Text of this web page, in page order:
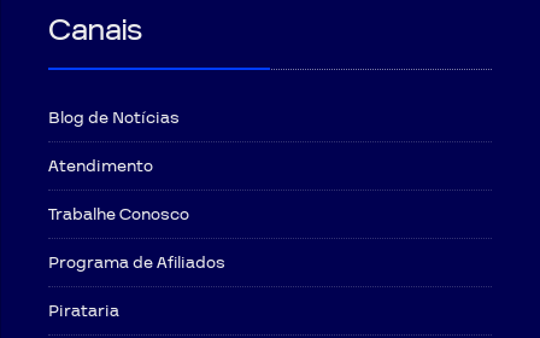
Canais
Blog de Notícias
Atendimento
Trabalhe Conosco
Programa de Afiliados
Pirataria